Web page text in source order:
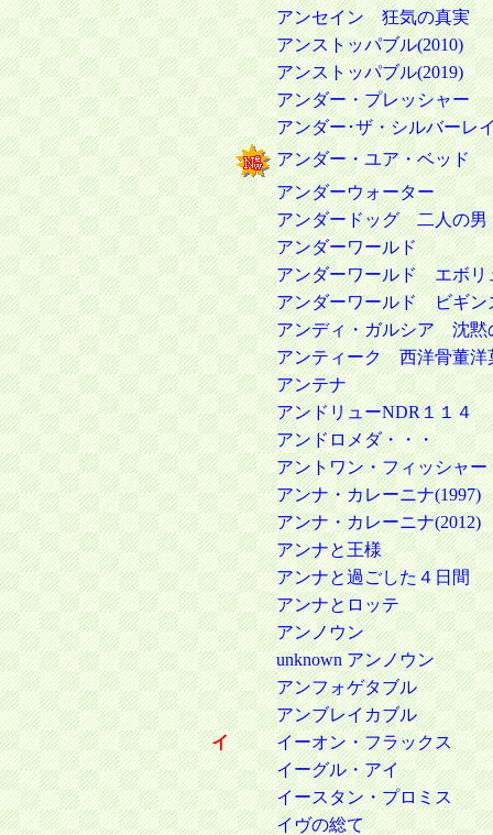
アンセイン 狂気の真実
アンストッパブル(2010)
アンストッパブル(2019)
アンダー・プレッシャー
アンダー･ザ・シルバーレ
アンダー・ユア・ベッド
アンダーウォーター
アンダードッグ 二人の男
アンダーワールド
アンダーワールド エボリ
アンダーワールド ビギン
アンディ・ガルシア 沈黙
アンティーク 西洋骨董洋
アンテナ
アンドリューNDR１１４
アンドロメダ・・・
アントワン・フィッシャ
アンナ・カレーニナ(1997)
アンナ・カレーニナ(2012)
アンナと王様
アンナと過ごした４日間
アンナとロッテ
アンノウン
unknown アンノウン
アンフォゲタブル
アンブレイカブル
イ
イーオン・フラックス
イーグル・アイ
イースタン・プロミス
イヴの総て